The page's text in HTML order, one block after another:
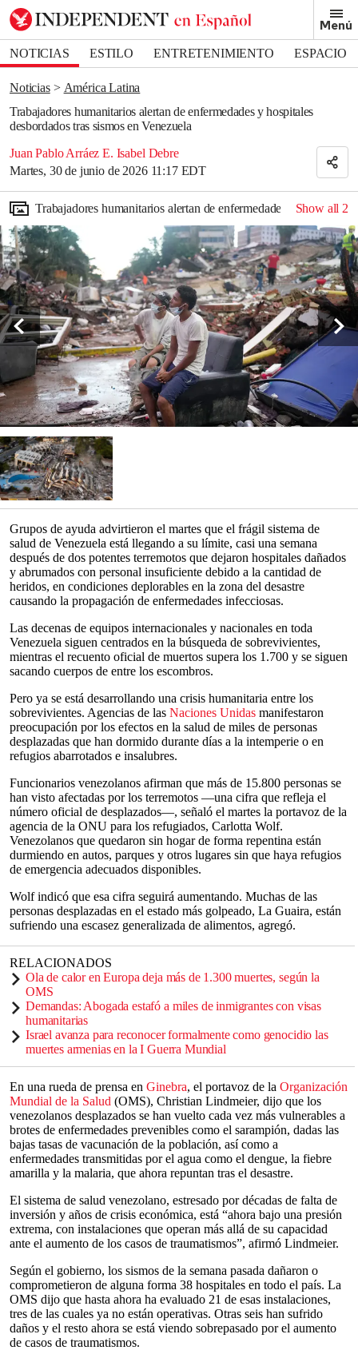
Menú
NOTICIAS ESTILO ENTRETENIMIENTO
ESPACIO
DEPORTES
Noticias
América Latina
Trabajadores humanitarios alertan de enfermedades y hospitales
desbordados tras sismos en Venezuela
Juan Pablo Arráez E. Isabel Debre
Martes, 30 de junio de 2026 11:17 EDT
Bookmark popover
Removed from bookmarks
Close popover
Trabajadores humanitarios alertan de enfermedades y hospitales
Show all 2
Grupos de ayuda advirtieron el martes que el frágil sistema de
salud de Venezuela está llegando a su límite, casi una semana
después de dos potentes terremotos que dejaron hospitales dañados
y abrumados con personal insuficiente debido a la cantidad de
heridos, en condiciones deplorables en la zona del desastre
causando la propagación de enfermedades infecciosas.
Las decenas de equipos internacionales y nacionales en toda
Venezuela siguen centrados en la búsqueda de sobrevivientes,
mientras el recuento oficial de muertos supera los 1.700 y se siguen
sacando cuerpos de entre los escombros.
Pero ya se está desarrollando una crisis humanitaria entre los
sobrevivientes. Agencias de las Naciones Unidas manifestaron
preocupación por los efectos en la salud de miles de personas
desplazadas que han dormido durante días a la intemperie o en
refugios abarrotados e insalubres.
Funcionarios venezolanos afirman que más de 15.800 personas se
han visto afectadas por los terremotos —una cifra que refleja el
número oficial de desplazados—, señaló el martes la portavoz de la
agencia de la ONU para los refugiados, Carlotta Wolf.
Venezolanos que quedaron sin hogar de forma repentina están
durmiendo en autos, parques y otros lugares sin que haya refugios
de emergencia adecuados disponibles.
Wolf indicó que esa cifra seguirá aumentando. Muchas de las
personas desplazadas en el estado más golpeado, La Guaira, están
sufriendo una escasez generalizada de alimentos, agregó.
RELACIONADOS
Ola de calor en Europa deja más de 1.300 muertes, según la
OMS
Demandas: Abogada estafó a miles de inmigrantes con visas
humanitarias
Israel avanza para reconocer formalmente como genocidio las
muertes armenias en la I Guerra Mundial
En una rueda de prensa en Ginebra, el portavoz de la Organización
Mundial de la Salud (OMS), Christian Lindmeier, dijo que los
venezolanos desplazados se han vuelto cada vez más vulnerables a
brotes de enfermedades prevenibles como el sarampión, dadas las
bajas tasas de vacunación de la población, así como a
enfermedades transmitidas por el agua como el dengue, la fiebre
amarilla y la malaria, que ahora repuntan tras el desastre.
El sistema de salud venezolano, estresado por décadas de falta de
inversión y años de crisis económica, está “ahora bajo una presión
extrema, con instalaciones que operan más allá de su capacidad
ante el aumento de los casos de traumatismos”, afirmó Lindmeier.
Según el gobierno, los sismos de la semana pasada dañaron o
comprometieron de alguna forma 38 hospitales en todo el país. La
OMS dijo que hasta ahora ha evaluado 21 de esas instalaciones,
tres de las cuales ya no están operativas. Otras seis han sufrido
daños y el resto ahora se está viendo sobrepasado por el aumento
de casos de traumatismos.